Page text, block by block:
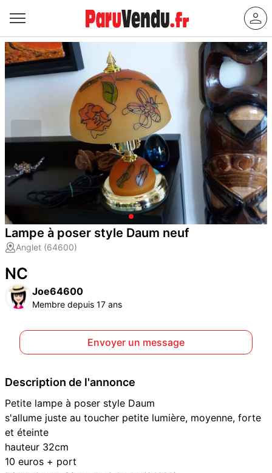
Lampe à poser style Daum neuf
Anglet (64600)
NC
Joe64600
Membre depuis 17 ans
Envoyer un message
Description de l'annonce
Petite lampe à poser style Daum
s'allume juste au toucher petite lumière, moyenne, forte
et éteinte
hauteur 32cm
10 euros + port